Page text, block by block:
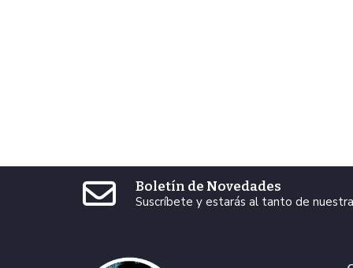
Boletín de Novedades
Suscríbete y estarás al tanto de